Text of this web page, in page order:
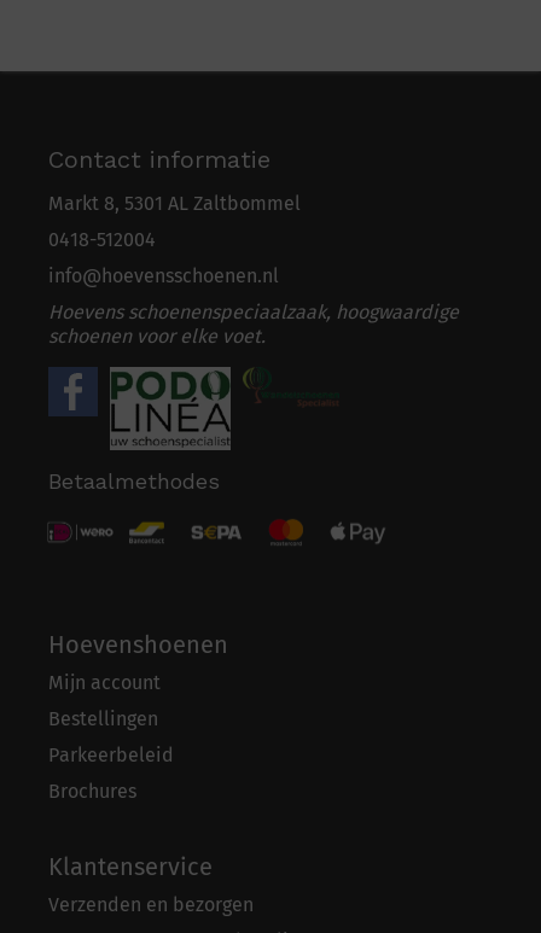
Contact informatie
Markt 8, 5301 AL Zaltbommel
0418-512004
info@hoevensschoenen.nl
Hoevens schoenenspeciaalzaak, hoogwaardige
schoenen voor elke voet.
Betaalmethodes
Hoevenshoenen
Mijn account
Bestellingen
Parkeerbeleid
Brochures
Klantenservice
Verzenden en bezorgen